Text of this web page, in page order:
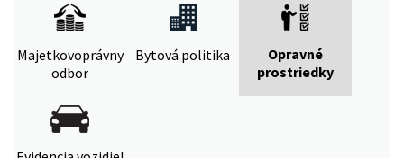
Majetkovoprávny
odbor
Bytová politika
Opravné
prostriedky